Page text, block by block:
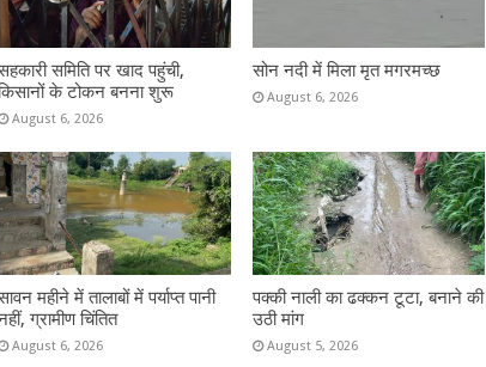
समिति पर खाद पहुंची,
के टोकन बनना शुरू
August 6, 2026
सोन नदी में मिला मृत मगरमच्छ
August 6, 2026
महीने में तालाबों में पर्याप्त पानी
ग्रामीण चिंतित
August 6, 2026
पक्की नाली का ढक्कन टूटा, बनाने की
उठी मांग
August 5, 2026